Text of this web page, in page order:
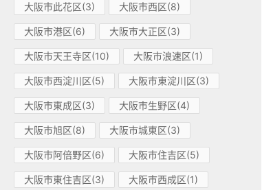
大阪市此花区(3) 大阪市西区(8)
大阪市港区(6) 大阪市大正区(3)
大阪市天王寺区(10) 大阪市浪速区(1)
大阪市西淀川区(5) 大阪市東淀川区(3)
大阪市東成区(3) 大阪市生野区(4)
大阪市旭区(8) 大阪市城東区(3)
大阪市阿倍野区(6) 大阪市住吉区(5)
大阪市東住吉区(3) 大阪市西成区(1)